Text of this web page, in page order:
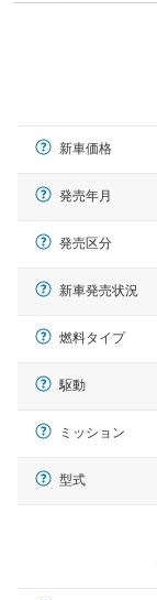
新車価格
発売年月
発売区分
新車発売状況
燃料タイプ
駆動
ミッション
型式